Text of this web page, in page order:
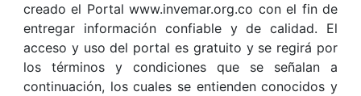
creado el Portal www.invemar.org.co con el fin de
entregar información confiable y de calidad. El
acceso y uso del portal es gratuito y se regirá por
los términos y condiciones que se señalan a
continuación, los cuales se entienden conocidos y